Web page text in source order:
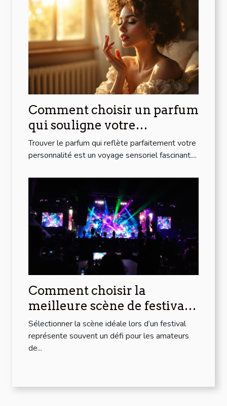
Comment choisir un parfum
qui souligne votre
personnalité?
Trouver le parfum qui reflète parfaitement votre
personnalité est un voyage sensoriel fascinant....
Comment choisir la
meilleure scène de festival
pour votre style musical ?
Sélectionner la scène idéale lors d’un festival
représente souvent un défi pour les amateurs
de...